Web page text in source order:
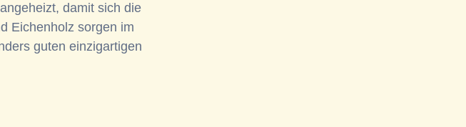
damit sich die
Eichenholz sorgen im
guten einzigartigen